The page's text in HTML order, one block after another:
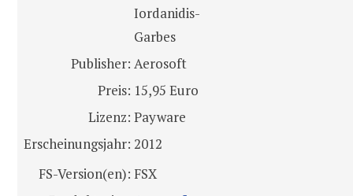
Iordanidis-
Garbes
Publisher: Aerosoft
Preis: 15,95 Euro
Lizenz: Payware
Erscheinungsjahr: 2012
FS-Version(en): FSX